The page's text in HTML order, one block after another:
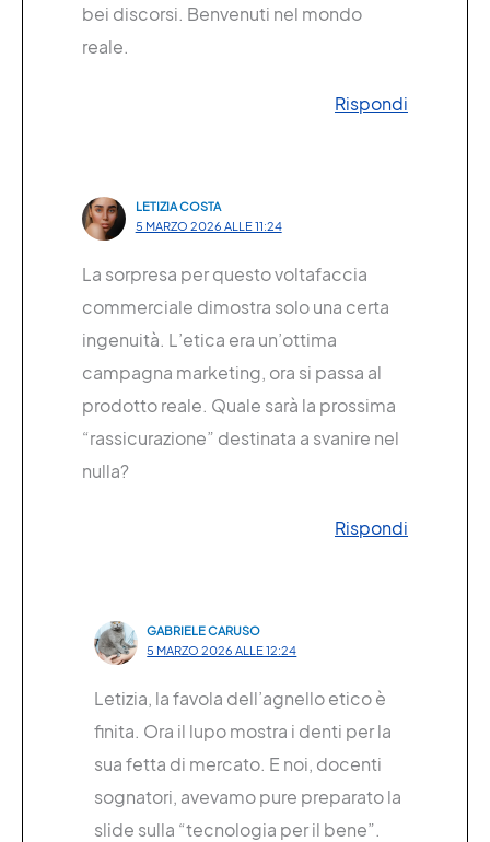
bei discorsi. Benvenuti nel mondo
reale.
Rispondi
LETIZIA COSTA
5 MARZO 2026 ALLE 11:24
La sorpresa per questo voltafaccia
commerciale dimostra solo una certa
ingenuità. L’etica era un’ottima
campagna marketing, ora si passa al
prodotto reale. Quale sarà la prossima
“rassicurazione” destinata a svanire nel
nulla?
Rispondi
GABRIELE CARUSO
5 MARZO 2026 ALLE 12:24
Letizia, la favola dell’agnello etico è
finita. Ora il lupo mostra i denti per la
sua fetta di mercato. E noi, docenti
sognatori, avevamo pure preparato la
slide sulla “tecnologia per il bene”.